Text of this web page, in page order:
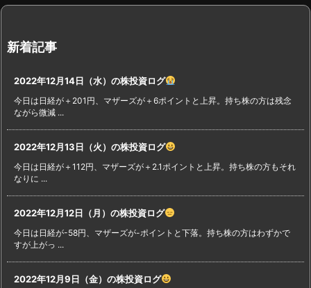
新着記事
2022年12月14日（水）の株投資ログ
今日は日経が＋201円、マザーズが＋6ポイントと上昇。持ち株の方は残念
ながら微減 ...
2022年12月13日（火）の株投資ログ
今日は日経が＋112円、マザーズが＋2.1ポイントと上昇。持ち株の方もそれ
なりに ...
2022年12月12日（月）の株投資ログ
今日は日経が-58円、マザーズが-ポイントと下落。持ち株の方はわずかで
すが上がっ ...
2022年12月9日（金）の株投資ログ